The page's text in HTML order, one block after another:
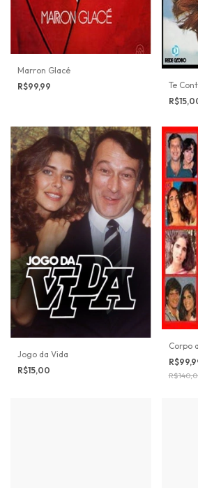
Marron Glacé
R$99,99
Te
Jogo da Vida
R$15,00
Corpo